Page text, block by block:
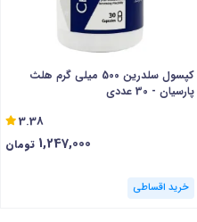
کپسول سلدرین 500 میلی گرم هلث
پارسیان - 30 عددی
3.38
1,247,000 تومان
خرید اقساطی